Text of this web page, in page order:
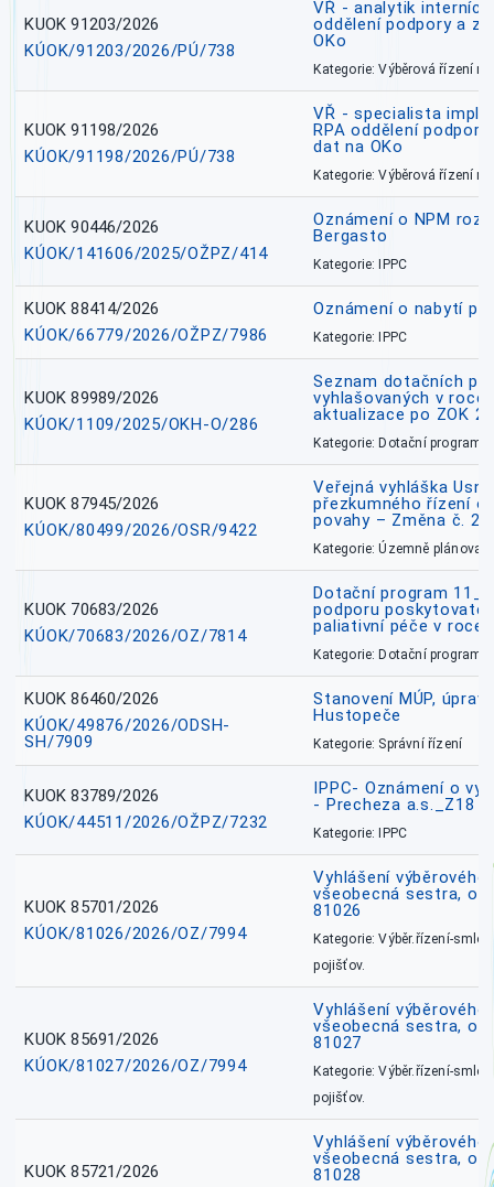
KUOK 91203/2026
KÚOK/91203/2026/PÚ/738
VŘ - analytik
oddělení podpory a
OKo
Kategorie: Výběrová řízení
KUOK 91198/2026
KÚOK/91198/2026/PÚ/738
VŘ - specialista
RPA oddělení
dat na OKo
Kategorie: Výběrová řízení
KUOK 90446/2026
KÚOK/141606/2025/OŽPZ/414
Oznámení o NPM
Bergasto
Kategorie: IPPC
KUOK 88414/2026
KÚOK/66779/2026/OŽPZ/7986
Oznámení o nabytí
Kategorie: IPPC
KUOK 89989/2026
KÚOK/1109/2025/OKH-O/286
Seznam dotačních
vyhlašovaných v roce
aktualizace po ZOK
Kategorie: Dotační
KUOK 87945/2026
KÚOK/80499/2026/OSR/9422
Veřejná vyhláška
přezkumného řízení
povahy – Změna č. 2
Kategorie: Územně
KUOK 70683/2026
KÚOK/70683/2026/OZ/7814
Dotační program
podporu
paliativní péče v roce
Kategorie: Dotační
KUOK 86460/2026
KÚOK/49876/2026/ODSH-
SH/7909
Stanovení MÚP,
Hustopeče
Kategorie: Správní řízení
KUOK 83789/2026
KÚOK/44511/2026/OŽPZ/7232
IPPC- Oznámení o
- Precheza a.s._Z18
Kategorie: IPPC
KUOK 85701/2026
KÚOK/81026/2026/OZ/7994
Vyhlášení
všeobecná sestra,
81026
Kategorie: Výběr.řízení-
pojišťov.
KUOK 85691/2026
KÚOK/81027/2026/OZ/7994
Vyhlášení
všeobecná sestra,
81027
Kategorie: Výběr.řízení-
pojišťov.
KUOK 85721/2026
Vyhlášení
všeobecná sestra,
81028